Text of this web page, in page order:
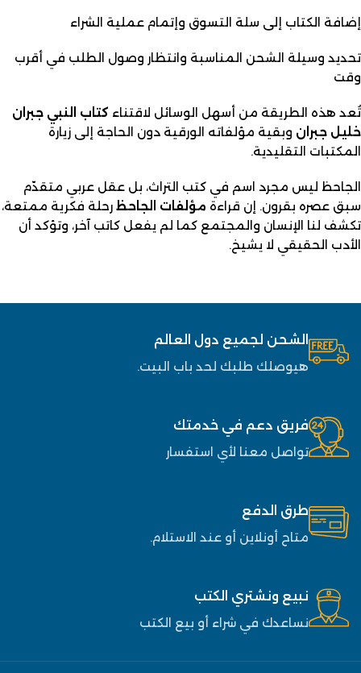
إضافة الكتاب إلى سلة التسوق وإتمام عملية الشراء
تحديد وسيلة الشحن المناسبة وانتظار وصول الطلب في أقرب
وقت
تُعد هذه الطريقة من أسهل الوسائل لاقتناء كتاب النبي جبران
خليل جبران وبقية مؤلفاته الورقية دون الحاجة إلى زيارة
المكتبات التقليدية.
الجاحظ ليس مجرد اسم في كتب التراث، بل عقل عربي متقدّم
سبق عصره بقرون. إن قراءة مؤلفات الجاحظ رحلة فكرية ممتعة،
تكشف لنا الإنسان والمجتمع كما لم يفعل كاتب آخر، وتؤكد أن
الأدب الحقيقي لا يشيخ.
الشحن لجميع دول العالم
هيوصلك طلبك لحد باب البيت.
فريق دعم في خدمتك
تواصل معنا لأي استفسار
طرق الدفع
متاح أونلاين أو عند الاستلام.
نبيع ونشتري الكتب
نساعدك في شراء أو بيع الكتب